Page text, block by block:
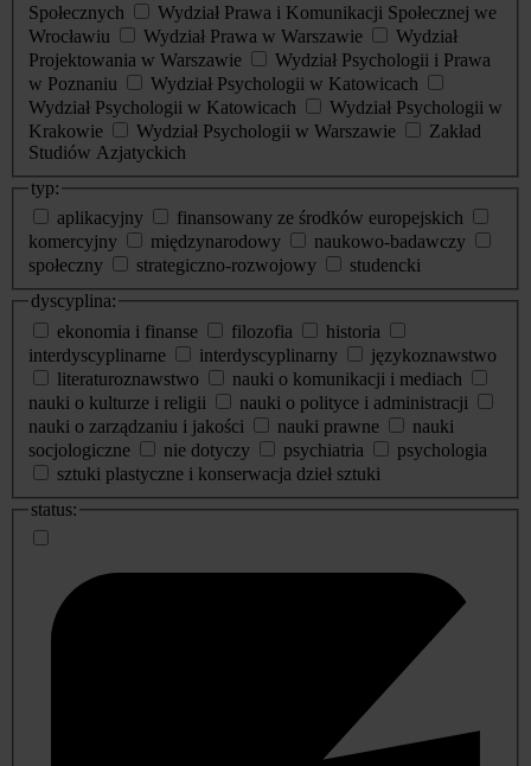
Społecznych
Wydział Prawa i Komunikacji Społecznej we
Wrocławiu
Wydział Prawa w Warszawie
Wydział
Projektowania w Warszawie
Wydział Psychologii i Prawa
w Poznaniu
Wydział Psychologii w Katowicach
Wydział Psychologii w Katowicach
Wydział Psychologii w
Krakowie
Wydział Psychologii w Warszawie
Zakład
Studiów Azjatyckich
typ:
aplikacyjny
finansowany ze środków europejskich
komercyjny
międzynarodowy
naukowo-badawczy
społeczny
strategiczno-rozwojowy
studencki
dyscyplina:
ekonomia i finanse
filozofia
historia
interdyscyplinarne
interdyscyplinarny
językoznawstwo
literaturoznawstwo
nauki o komunikacji i mediach
nauki o kulturze i religii
nauki o polityce i administracji
nauki o zarządzaniu i jakości
nauki prawne
nauki
socjologiczne
nie dotyczy psychiatria
psychologia
sztuki plastyczne i konserwacja dzieł sztuki
status: